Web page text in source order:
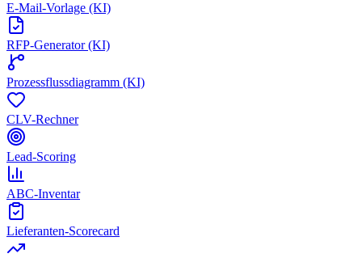
E-Mail-Vorlage (KI)
RFP-Generator (KI)
Prozessflussdiagramm (KI)
CLV-Rechner
Lead-Scoring
ABC-Inventar
Lieferanten-Scorecard